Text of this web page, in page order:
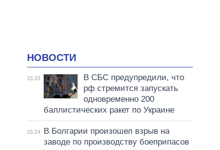
НОВОСТИ
15:33
В СБС предупредили, что
рф стремится запускать
одновременно 200
баллистических ракет по Украине
15:24
В Болгарии произошел взрыв на
заводе по производству боеприпасов